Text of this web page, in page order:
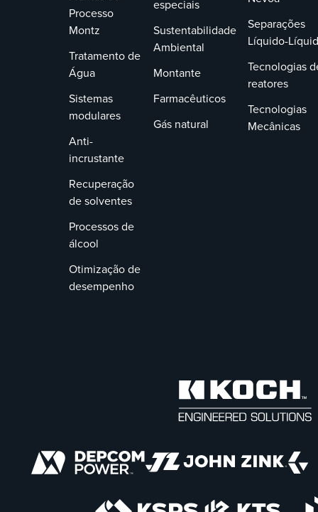
Processo
Montz
Tratamento de
Água
Sistemas
modulares
Anti-
incrustante
Recuperação
de solventes
Processos de
álcool
Otimização de
desempenho
especiais
Sustentabilidade
Ambiental
Montante
Farmacêuticos
Gás natural
Separações
Líquido-
Tecnologias
reatores
Tecnologias
Mecânicas